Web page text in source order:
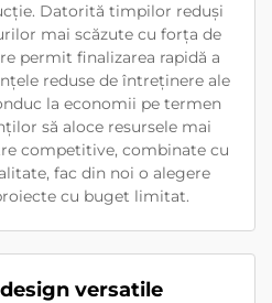
Datorită timpilor reduși
mai scăzute cu forța de
permit finalizarea rapidă a
reduse de întreținere ale
la economii pe termen
să aloce resursele mai
competitive, combinate cu
fac din noi o alegere
cu buget limitat.
versatile